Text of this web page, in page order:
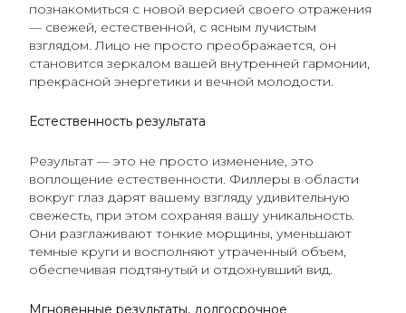
познакомиться с новой версией своего отражения
— свежей, естественной, с ясным лучистым
взглядом. Лицо не просто преображается, он
становится зеркалом вашей внутренней гармонии,
прекрасной энергетики и вечной молодости.
Естественность результата
Результат — это не просто изменение, это
воплощение естественности. Филлеры в области
вокруг глаз дарят вашему взгляду удивительную
свежесть, при этом сохраняя вашу уникальность.
Они разглаживают тонкие морщины, уменьшают
темные круги и восполняют утраченный объем,
обеспечивая подтянутый и отдохнувший вид.
Мгновенные результаты, долгосрочное